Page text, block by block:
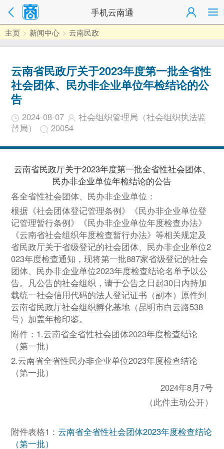
手机云南通
主页 > 新闻中心 > 云南民政
云南省民政厅关于2023年度第一批全省性
社会团体、民办非企业单位年检结论的公
告
2024-08-07
社会组织管理局（社会组织执法监
督局）
20054
云南省民政厅关于2023年度第一批全省性社会团体、
民办非企业单位年检结论的公告
各全省性社会团体、民办非企业单位：
根据《社会团体登记管理条例》《民办非企业单位登
记管理暂行条例》《民办非企业单位年度检查办法》
《云南省社会组织年度检查暂行办法》等相关规定及
省民政厅关于省级登记的社会团体、民办非企业单位2
023年度检查通知，现将第一批887家省级登记的社会
团体、民办非企业单位2023年度检查结论名单予以公
告。凡公告的社会组织，请于公告之日起30日内持加
载统一社会信用代码的法人登记证书（副本）原件到
云南省民政厅社会组织孵化基地（昆明市白云路538
号）加盖年检印鉴。
附件：1.云南省全省性社会团体2023年度检查结论
（第一批）
2.云南省全省性民办非企业单位2023年度检查结论
（第一批）
2024年8月7号
（此件主动公开）
附件表格1： 云南省全省性社会团体2023年度检查结论
（第一批）